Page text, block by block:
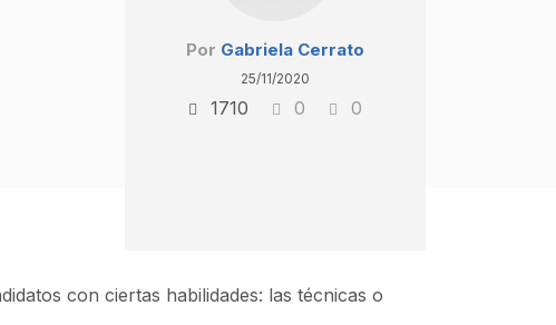
Por Gabriela Cerrato
25/11/2020
1710 0 0
con ciertas habilidades: las técnicas o